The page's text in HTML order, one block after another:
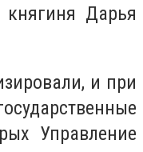
Дарья
и при
Управление